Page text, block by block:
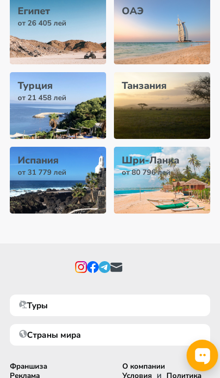
Египет
от 26 405 лей
ОАЭ
Турция
от 21 458 лей
Танзания
Испания
от 31 779 лей
Шри-Ланка
от 80 796 лей
Туры
Страны мира
Франшиза
Реклама
О компании
Условия и Политика